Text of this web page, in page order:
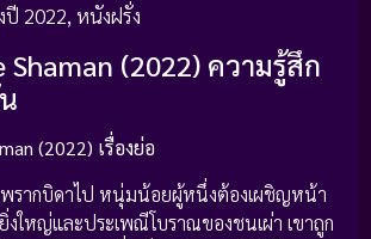
2022, หนังฝรั่ง
Shaman (2022) ความรู้สึก
(2022) เรื่องย่อ
พรากบิดาไป หนุ่มน้อยผู้หนึ่งต้องเผชิญหน้า
ใหญ่และประเพณีโบราณของชนเผ่า เขาถูก